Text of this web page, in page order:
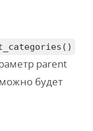
parent
будет